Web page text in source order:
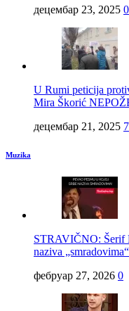
децембар 23, 2025 0
U Rumi peticija
Mira Škorić
децембар 21, 2025 7
Muzika
STRAVIČNO: Šerif
naziva
фебруар 27, 2026 0